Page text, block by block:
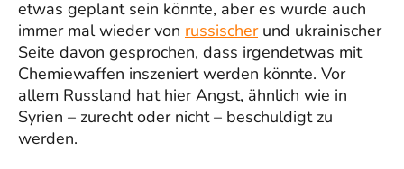
etwas geplant sein könnte, aber es wurde auch
immer mal wieder von russischerund ukrainischer
Seite davon gesprochen, dass irgendetwas mit
Chemiewaffen inszeniert werden könnte. Vor
allem Russland hat hier Angst, ähnlich wie in
Syrien – zurecht oder nicht – beschuldigt zu
werden.